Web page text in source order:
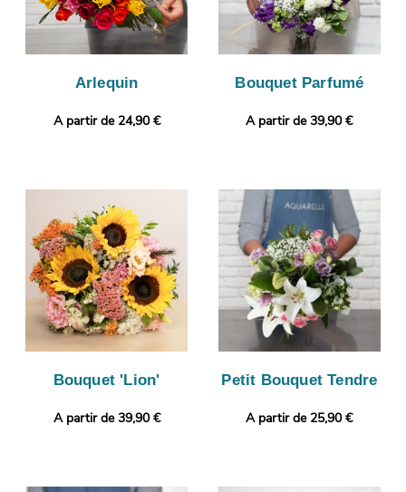
Arlequin
A partir de 24,90 €
Bouquet Parfumé
A partir de 39,90 €
Bouquet 'Lion'
A partir de 39,90 €
Petit Bouquet Tendre
A partir de 25,90 €